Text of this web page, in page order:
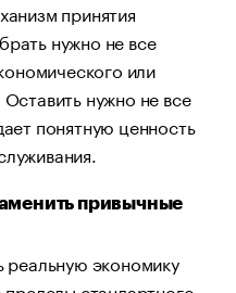
принятия
нужно не все
или
нужно не все
понятную ценность
привычные
реальную экономику